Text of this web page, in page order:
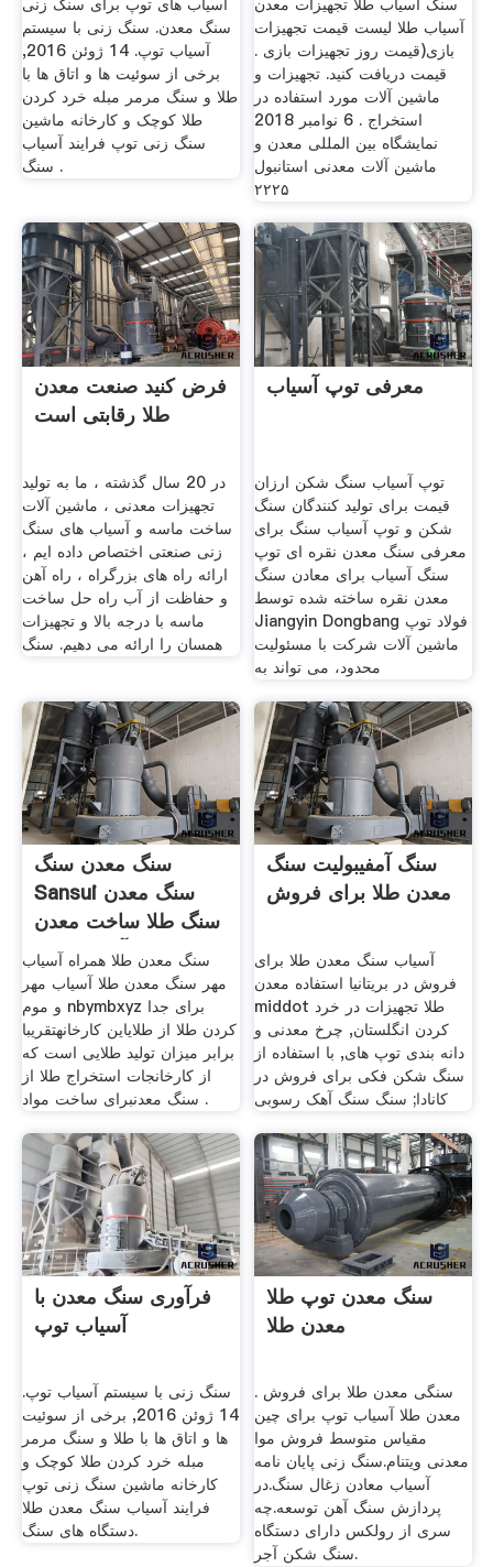
سنگ معدن. سنگ زنی با سیستم
آسیاب توپ. 14 ژوئن 2016,
برخی از سوئیت ها و اتاق ها با
طلا و سنگ مرمر مبله خرد کردن
طلا کوچک و کارخانه ماشین
سنگ زنی توپ فرایند آسیاب
سنگ .
آسیاب طلا لیست قیمت تجهیزات
بازی(قیمت روز تجهیزات بازی .
قیمت دریافت کنید. تجهیزات و
ماشین آلات مورد استفاده در
استخراج . 6 نوامبر 2018
نمایشگاه بین المللی معدن و
ماشین آلات معدنی استانبول
۲۲۲۵
فرض کنید صنعت معدن
طلا رقابتی است
در 20 سال گذشته ، ما به تولید
تجهیزات معدنی ، ماشین آلات
ساخت ماسه و آسیاب های سنگ
زنی صنعتی اختصاص داده ایم ،
ارائه راه های بزرگراه ، راه آهن
و حفاظت از آب راه حل ساخت
ماسه با درجه بالا و تجهیزات
همسان را ارائه می دهیم. سنگ
معرفی توپ آسیاب
توپ آسیاب سنگ شکن ارزان
قیمت برای تولید کنندگان سنگ
شکن و توپ آسیاب سنگ برای
معرفی سنگ معدن نقره ای توپ
سنگ آسیاب برای معادن سنگ
معدن نقره ساخته شده توسط
Jiangyin Dongbang فولاد توپ
ماشین آلات شرکت با مسئولیت
محدود، می تواند به
سنگ معدن سنگ
Sansui سنگ معدن
سنگ طلا ساخت معدن
آسیاب توپ
سنگ معدن طلا همراه آسیاب
مهر سنگ معدن طلا آسیاب مهر
و موم nbymbxyz برای جدا
کردن طلا از طلایاین کارخانهتقریبا
برابر میزان تولید طلایی است که
از کارخانجات استخراج طلا از
سنگ معدنبرای ساخت مواد .
سنگ آمفیبولیت سنگ
معدن طلا برای فروش
آسیاب سنگ معدن طلا برای
فروش در بریتانیا استفاده معدن
middot طلا تجهیزات در خرد
کردن انگلستان, چرخ معدنی و
دانه بندی توپ های, با استفاده از
سنگ شکن فکی برای فروش در
کانادا; سنگ سنگ آهک رسوبی
فرآوری سنگ معدن با
آسیاب توپ
سنگ زنی با سیستم آسیاب توپ.
14 ژوئن 2016, برخی از سوئیت
ها و اتاق ها با طلا و سنگ مرمر
مبله خرد کردن طلا کوچک و
کارخانه ماشین سنگ زنی توپ
فرایند آسیاب سنگ معدن طلا
دستگاه های سنگ.
سنگ معدن توپ طلا
معدن طلا
سنگی معدن طلا برای فروش .
معدن طلا آسیاب توپ برای چین
مقیاس متوسط فروش موا
معدنی ویتنام.سنگ زنی پایان نامه
آسیاب معادن زغال سنگ.در
پردازش سنگ آهن توسعه.چه
سری از رولکس دارای دستگاه
سنگ شکن آجر.